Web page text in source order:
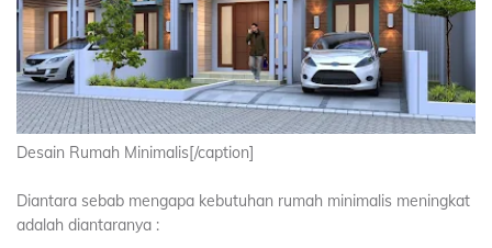
Desain Rumah Minimalis[/caption]
Diantara sebab mengapa kebutuhan rumah minimalis meningkat
adalah diantaranya :